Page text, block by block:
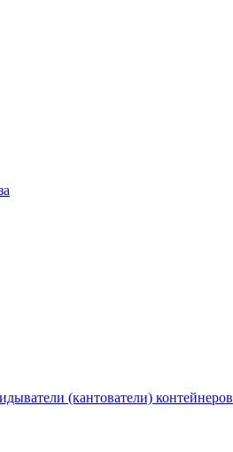
(кантователи) контейнеров